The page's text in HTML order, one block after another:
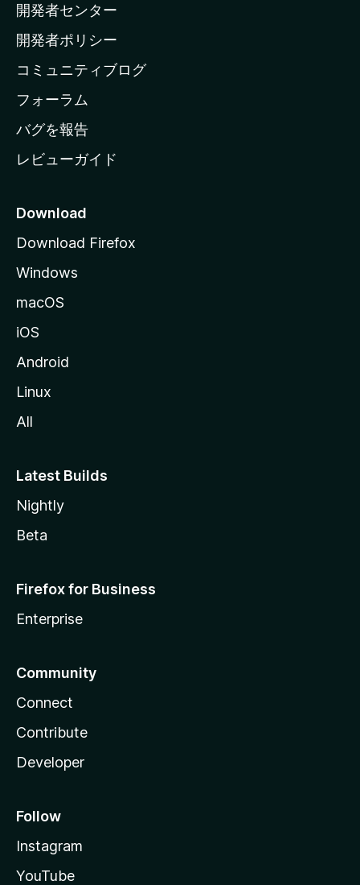
ー
ム
ー
ジ
へ
開発者センター
開発者ポリシー
コミュニティブログ
フォーラム
バグを報告
レビューガイド
Download
Download Firefox
Windows
macOS
iOS
Android
Linux
All
Latest Builds
Nightly
Beta
Firefox for Business
Enterprise
Community
Connect
Contribute
Developer
Follow
Instagram
YouTube